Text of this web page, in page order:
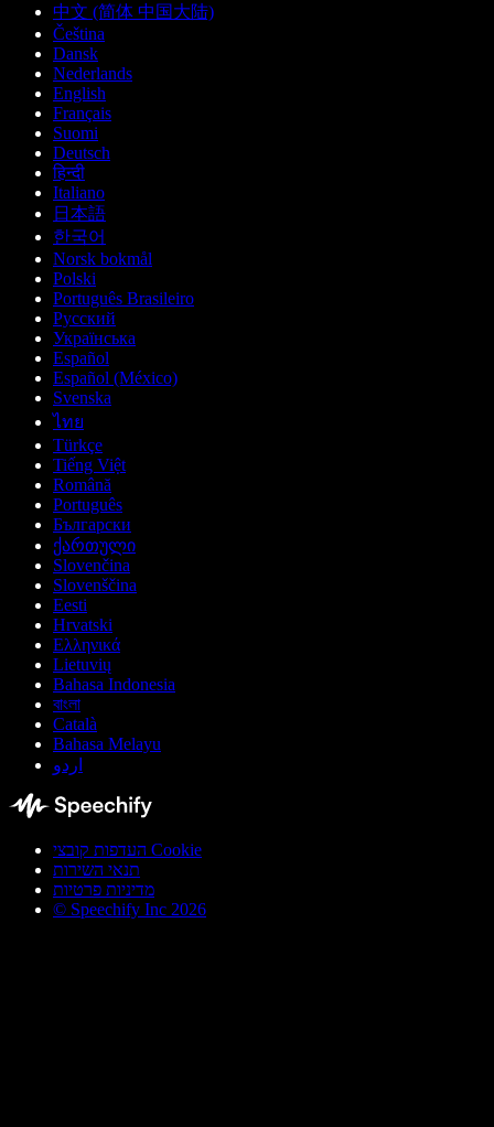
中文 (简体 中国大陆)
Čeština
Dansk
Nederlands
English
Français
Suomi
Deutsch
हिन्दी
Italiano
日本語
한국어
Norsk bokmål
Polski
Português Brasileiro
Русский
Українська
Español
Español (México)
Svenska
ไทย
Türkçe
Tiếng Việt
Română
Português
Български
ქართული
Slovenčina
Slovenščina
Eesti
Hrvatski
Ελληνικά
Lietuvių
Bahasa Indonesia
বাংলা
Català
Bahasa Melayu
اردو
העדפות קובצי Cookie
תנאי השירות
מדיניות פרטיות
© Speechify Inc 2026